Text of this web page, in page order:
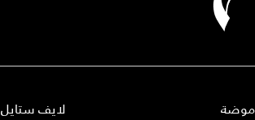
موضة
لايف ستايل